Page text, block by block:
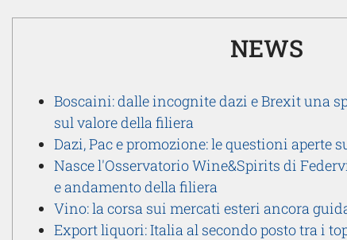
NEWS
Boscaini: dalle incognite dazi e Brexit una
sul valore della filiera
Dazi, Pac e promozione: le questioni aperte
Nasce l'Osservatorio Wine&Spirits di
e andamento della filiera
Vino: la corsa sui mercati esteri ancora
Export liquori: Italia al secondo posto tra i